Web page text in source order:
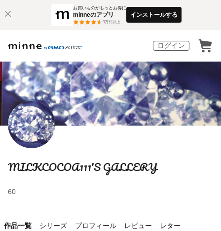
お買いものがもっとお得に
minneのアプリ
3万件以上
インストールする
ログイン
MILKCOCOA111'S GALLERY
60
作品一覧 シリーズ プロフィール レビュー レター